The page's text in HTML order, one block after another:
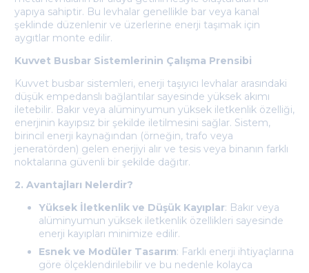
yapıya sahiptir. Bu levhalar genellikle bar veya kanal
şeklinde düzenlenir ve üzerlerine enerji taşımak için
aygıtlar monte edilir.
Kuvvet Busbar Sistemlerinin Çalışma Prensibi
Kuvvet busbar sistemleri, enerji taşıyıcı levhalar arasındaki
düşük empedanslı bağlantılar sayesinde yüksek akımı
iletebilir. Bakır veya alüminyumun yüksek iletkenlik özelliği,
enerjinin kayıpsız bir şekilde iletilmesini sağlar. Sistem,
birincil enerji kaynağından (örneğin, trafo veya
jeneratörden) gelen enerjiyi alır ve tesis veya binanın farklı
noktalarına güvenli bir şekilde dağıtır.
2. Avantajları Nelerdir?
Yüksek İletkenlik ve Düşük Kayıplar: Bakır veya
alüminyumun yüksek iletkenlik özellikleri sayesinde
enerji kayıpları minimize edilir.
Esnek ve Modüler Tasarım: Farklı enerji ihtiyaçlarına
göre ölçeklendirilebilir ve bu nedenle kolayca